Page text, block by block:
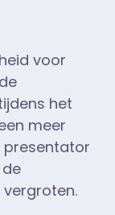
voor
het
meer
presentator